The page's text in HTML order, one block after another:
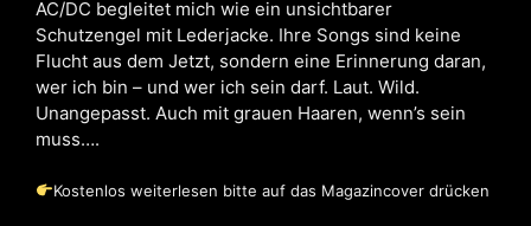
AC/DC begleitet mich wie ein unsichtbarer
Schutzengel mit Lederjacke. Ihre Songs sind keine
Flucht aus dem Jetzt, sondern eine Erinnerung daran,
wer ich bin – und wer ich sein darf. Laut. Wild.
Unangepasst. Auch mit grauen Haaren, wenn’s sein
muss….
Kostenlos weiterlesen bitte auf das Magazincover drücken